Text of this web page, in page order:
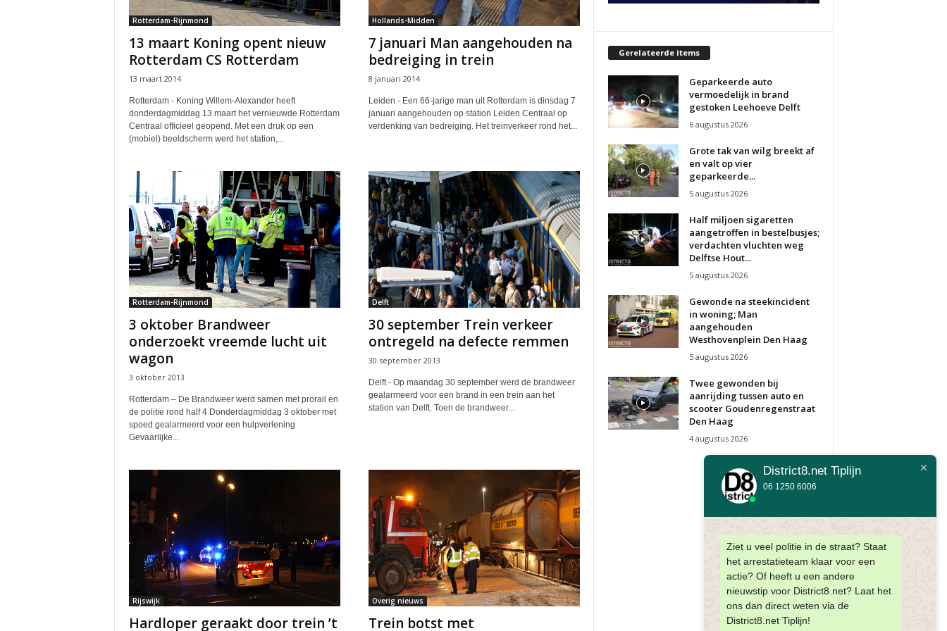
Rotterdam-Rijnmond
13 maart Koning opent nieuw
Rotterdam CS Rotterdam
13 maart 2014
Rotterdam - Koning Willem-Alexander heeft
donderdagmiddag 13 maart het vernieuwde Rotterdam
Centraal officieel geopend. Met een druk op een
(mobiel) beeldscherm werd het station,...
Hollands-Midden
7 januari Man aangehouden na
bedreiging in trein
8 januari 2014
Leiden - Een 66-jarige man uit Rotterdam is dinsdag 7
januari aangehouden op station Leiden Centraal op
verdenking van bedreiging. Het treinverkeer rond het...
Rotterdam-Rijnmond
3 oktober Brandweer
onderzoekt vreemde lucht uit
wagon
3 oktober 2013
Rotterdam – De Brandweer werd samen met prorail en
de politie rond half 4 Donderdagmiddag 3 oktober met
spoed gealarmeerd voor een hulpverlening
Gevaarlijke...
Delft
30 september Trein verkeer
ontregeld na defecte remmen
30 september 2013
Delft - Op maandag 30 september werd de brandweer
gealarmeerd voor een brand in een trein aan het
station van Delft. Toen de brandweer...
Rijswijk
Hardloper geraakt door trein ’t
Overig nieuws
Trein botst met
Gerelateerde items
Geparkeerde auto
vermoedelijk in brand
gestoken Leehoeve Delft
6 augustus 2026
Grote tak van wilg breekt af
en valt op vier
geparkeerde...
5 augustus 2026
Half miljoen sigaretten
aangetroffen in bestelbusjes;
verdachten vluchten weg
Delftse Hout...
5 augustus 2026
Gewonde na steekincident
in woning; Man
aangehouden
Westhovenplein Den Haag
5 augustus 2026
Twee gewonden bij
aanrijding tussen auto en
scooter Goudenregenstraat
Den Haag
4 augustus 2026
District8.net Tiplijn
06 1250 6006
Ziet u veel politie in de straat? Staat
het arrestatieteam klaar voor een
actie? Of heeft u een andere
nieuwstip voor District8.net? Laat het
ons dan direct weten via de
District8.net Tiplijn!